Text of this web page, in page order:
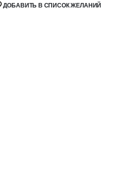
ДОБАВИТЬ В СПИСОК ЖЕЛАНИЙ